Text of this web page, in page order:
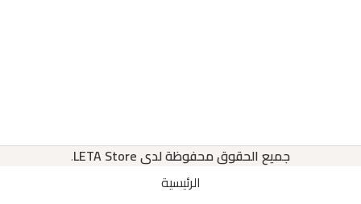
جميع الحقوق محفوظة لدى LETA Store
.
الرئيسية